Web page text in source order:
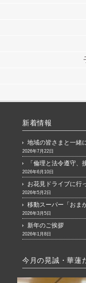
新着情報
地域の皆さまと一緒
2026年7月22日
「倫理と法令遵守
2026年6月10日
お花見ドライブに行
2026年5月2日
移動スーパー「おま
2026年3月5日
新年のご挨拶
2026年1月8日
今月の晃誠・華蓮